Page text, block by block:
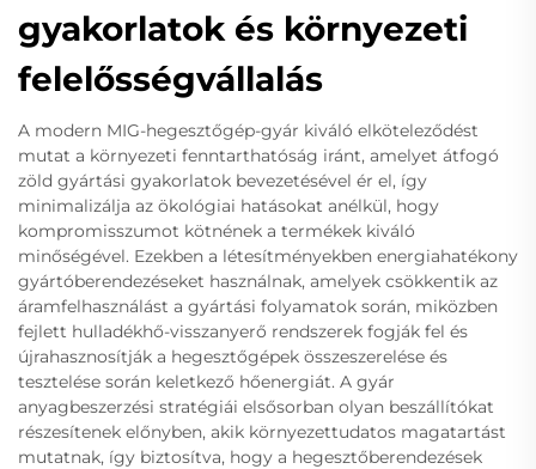
gyakorlatok és környezeti
felelősségvállalás
A modern MIG-hegesztőgép-gyár kiváló elköteleződést
mutat a környezeti fenntarthatóság iránt, amelyet átfogó
zöld gyártási gyakorlatok bevezetésével ér el, így
minimalizálja az ökológiai hatásokat anélkül, hogy
kompromisszumot kötnének a termékek kiváló
minőségével. Ezekben a létesítményekben energiahatékony
gyártóberendezéseket használnak, amelyek csökkentik az
áramfelhasználást a gyártási folyamatok során, miközben
fejlett hulladékhő-visszanyerő rendszerek fogják fel és
újrahasznosítják a hegesztőgépek összeszerelése és
tesztelése során keletkező hőenergiát. A gyár
anyagbeszerzési stratégiái elsősorban olyan beszállítókat
részesítenek előnyben, akik környezettudatos magatartást
mutatnak, így biztosítva, hogy a hegesztőberendezések